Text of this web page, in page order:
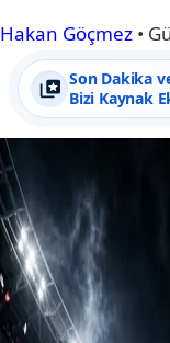
Hakan Göçmez •
Son Dakika
Bizi Kaynak